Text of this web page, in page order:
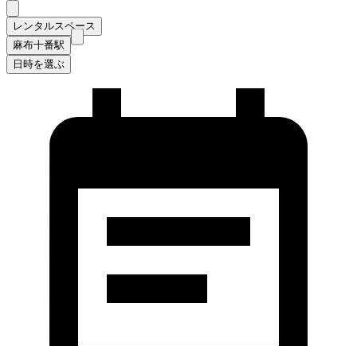
レンタルスペース
麻布十番駅
日時を選ぶ